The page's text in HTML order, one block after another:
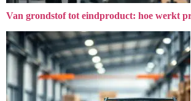
Van grondstof tot eindproduct: hoe werkt